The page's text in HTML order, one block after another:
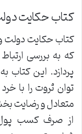
کتاب حکایت
کتاب حکایت دولت
که به بررسی
پردازد. این کتاب
توان ثروت را با
متعادل و رضایت
از صرف کسب